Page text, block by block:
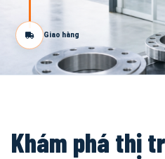
Giao hàng
Khám phá thị